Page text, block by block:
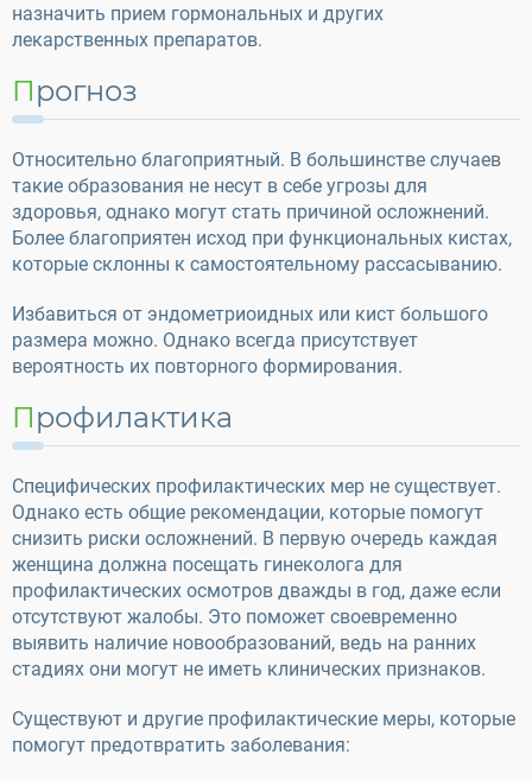
назначить прием гормональных и других
лекарственных препаратов.
Прогноз
Относительно благоприятный. В большинстве случаев
такие образования не несут в себе угрозы для
здоровья, однако могут стать причиной осложнений.
Более благоприятен исход при функциональных кистах,
которые склонны к самостоятельному рассасыванию.
Избавиться от эндометриоидных или кист большого
размера можно. Однако всегда присутствует
вероятность их повторного формирования.
Профилактика
Специфических профилактических мер не существует.
Однако есть общие рекомендации, которые помогут
снизить риски осложнений. В первую очередь каждая
женщина должна посещать гинеколога для
профилактических осмотров дважды в год, даже если
отсутствуют жалобы. Это поможет своевременно
выявить наличие новообразований, ведь на ранних
стадиях они могут не иметь клинических признаков.
Существуют и другие профилактические меры, которые
помогут предотвратить заболевания: